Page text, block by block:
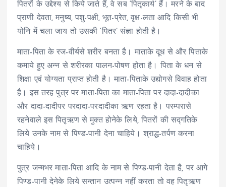
पितरों के उद्देश्य से किये जाते हैं, वे सब ‘पितृकार्य’ हैं। मरने के बाद
प्राणी देवता, मनुष्य, पशु-पक्षी, भूत-प्रेत, वृक्ष-लता आदि किसी भी
योनि में चला जाय तो उसकी ‘पितर’ संज्ञा होती है।
माता-पिता के रज-वीर्यसे शरीर बनता है। माताके दूध से और पिताके
कमाये हुए अन्न से शरीरका पालन-पोषण होता है। पिता के धन से
शिक्षा एवं योग्यता प्राप्त होती है। माता-पिताके उद्योगसे विवाह होता
है। इस तरह पुत्र पर माता-पिता का माता-पिता पर दादा-दादीका
और दादा-दादीपर परदादा-परदादीका ऋण रहता है। परम्परासे
रहनेवाले इस पितृऋण से मुक्त होनेके लिये, पितरों की सद्गतिके
लिये उनके नाम से पिण्ड-पानी देना चाहिये। श्राद्ध-तर्पण करना
चाहिये।
पुत्र जन्मभर माता-पिता आदि के नाम से पिण्ड-पानी देता है, पर आगे
पिण्ड-पानी देनेके लिये सन्तान उत्पन्न नहीं करता तो वह पितृऋण